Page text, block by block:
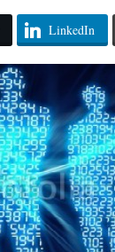
LinkedIn